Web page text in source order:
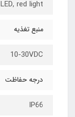
LED, red light
منبع تغذیه
10-30VDC
درجه حفاظت
IP66